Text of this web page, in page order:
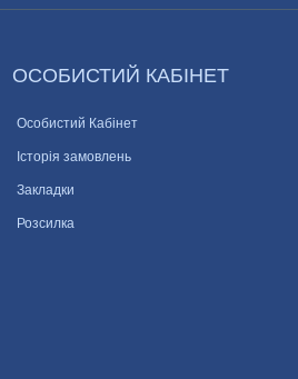
ОСОБИСТИЙ КАБІНЕТ
Особистий Кабінет
Історія замовлень
Закладки
Розсилка